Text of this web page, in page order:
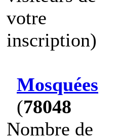
votre
inscription)
Mosquées
(78048
Nombre de